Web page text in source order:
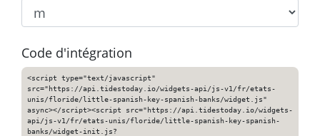
Code d'intégration
<script type="text/javascript"
src="https://api.tidestoday.io/widgets-api/js-v1/fr/etats-
unis/floride/little-spanish-key-spanish-banks/widget.js"
async></script><script src="https://api.tidestoday.io/widgets-
api/js-v1/fr/etats-unis/floride/little-spanish-key-spanish-
banks/widget-init.js?